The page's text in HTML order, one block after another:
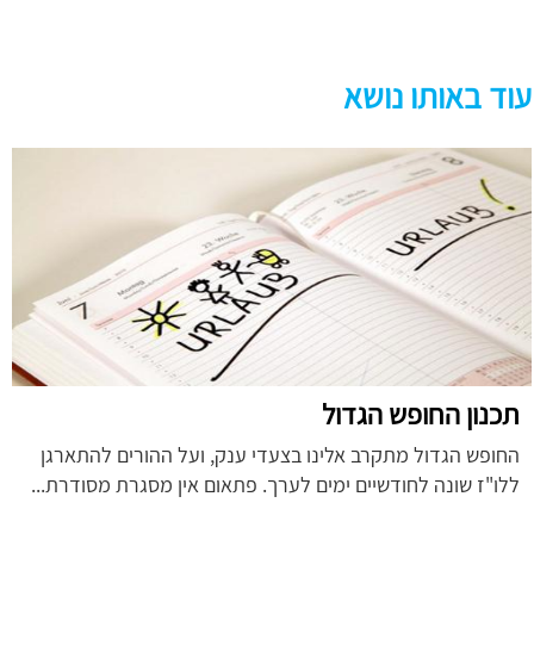
עוד באותו נושא
תכנון החופש הגדול
החופש הגדול מתקרב אלינו בצעדי ענק, ועל ההורים להתארגן
ללו"ז שונה לחודשיים ימים לערך. פתאום אין מסגרת מסודרת...